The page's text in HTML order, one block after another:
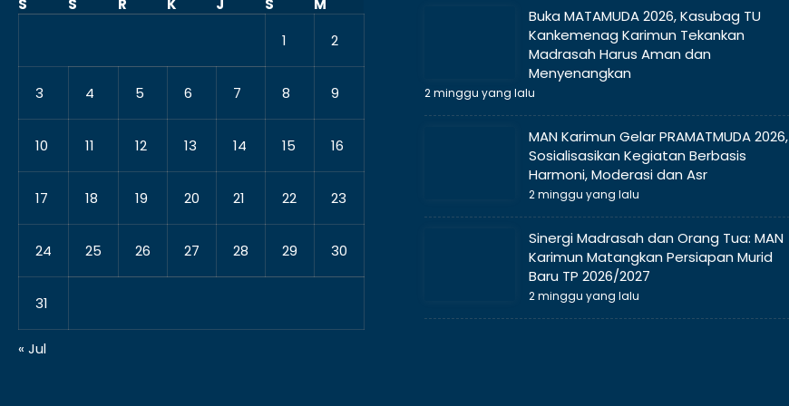
S S R K J S
M
1
2
3 4 5 6 7 8 9
10 11 12 13 14 15 16
17 18 19 20 21 22 23
24 25 26 27 28 29 30
31
« Jul
Buka MATAMUDA 2026, Kasubag TU
Kankemenag Karimun Tekankan
Madrasah Harus Aman dan
Menyenangkan
2 minggu yang lalu
MAN Karimun Gelar PRAMATMUDA 2026,
Sosialisasikan Kegiatan Berbasis
Harmoni, Moderasi dan Asr
2 minggu yang lalu
Sinergi Madrasah dan Orang Tua: MAN
Karimun Matangkan Persiapan Murid
Baru TP 2026/2027
2 minggu yang lalu